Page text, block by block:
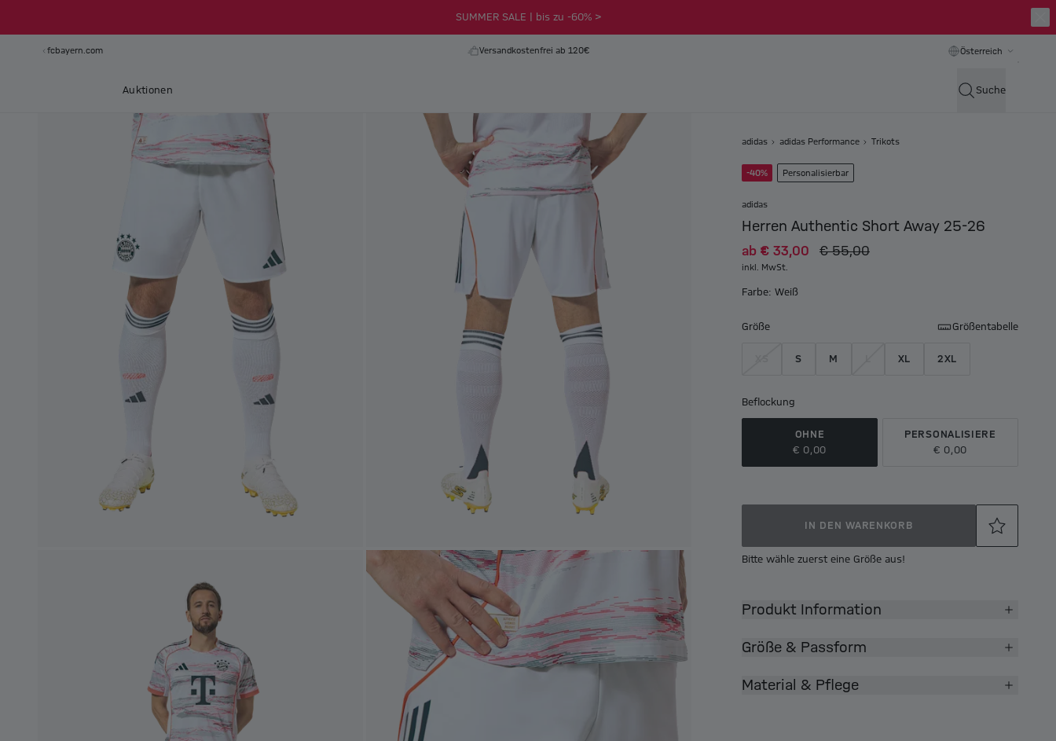
SUMMER SALE | bis zu -60% >
fcbayern.com Versandkostenfrei ab 120€ Österreich
Auktionen Suche
adidas adidas Performance Trikots
-40% Personalisierbar
adidas
Herren Authentic Short Away 25-26
ab € 33,00 € 55,00
inkl. MwSt.
Farbe: Weiß
Größe Größentabelle
S M XL 2XL
Beflockung
OHNE
€ 0,00
PERSONALISIERE
€ 0,00
IN DEN WARENKORB
Bitte wähle zuerst eine Größe aus!
Produkt Information
Größe & Passform
Material & Pflege